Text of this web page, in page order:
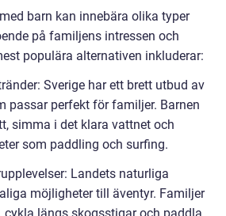
barn kan innebära olika typer
på familjens intressen och
populära alternativen inkluderar:
Sverige har ett brett utbud av
passar perfekt för familjer. Barnen
simma i det klara vattnet och
som paddling och surfing.
Landets naturliga
möjligheter till äventyr. Familjer